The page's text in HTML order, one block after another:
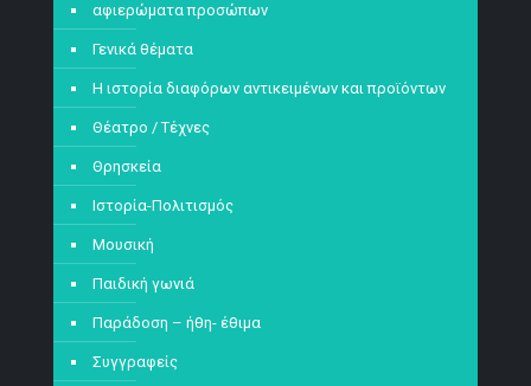
αφιερώματα προσώπων
Γενικά θέματα
Η ιστορία διαφόρων αντικειμένων και προϊόντων
Θέατρο / Τέχνες
Θρησκεία
Ιστορία-Πολιτισμός
Μουσική
Παιδική γωνιά
Παράδοση – ήθη- έθιμα
Συγγραφείς